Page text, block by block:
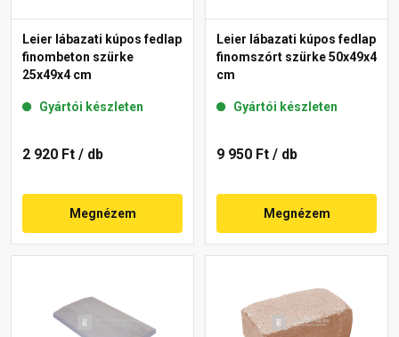
Leier lábazati kúpos fedlap
finombeton szürke
25x49x4 cm
Gyártói készleten
2 920 Ft / db
Megnézem
Leier lábazati kúpos fedlap
finomszórt szürke 50x49x4
cm
Gyártói készleten
9 950 Ft / db
Megnézem